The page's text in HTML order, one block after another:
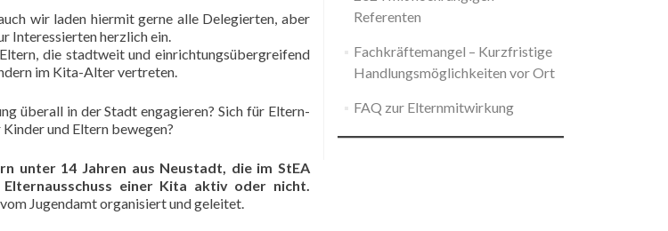
wir laden hiermit gerne alle Delegierten, aber
Interessierten herzlich ein.
die stadtweit und einrichtungsübergreifend
im Kita-Alter vertreten.
überall in der Stadt engagieren? Sich für Eltern-
und Eltern bewegen?
unter 14 Jahren aus Neustadt, die im StEA
einer Kita aktiv oder nicht.
Jugendamt organisiert und geleitet.
Referenten
Fachkräftemangel – Kurzfristige
Handlungsmöglichkeiten vor Ort
FAQ zur Elternmitwirkung